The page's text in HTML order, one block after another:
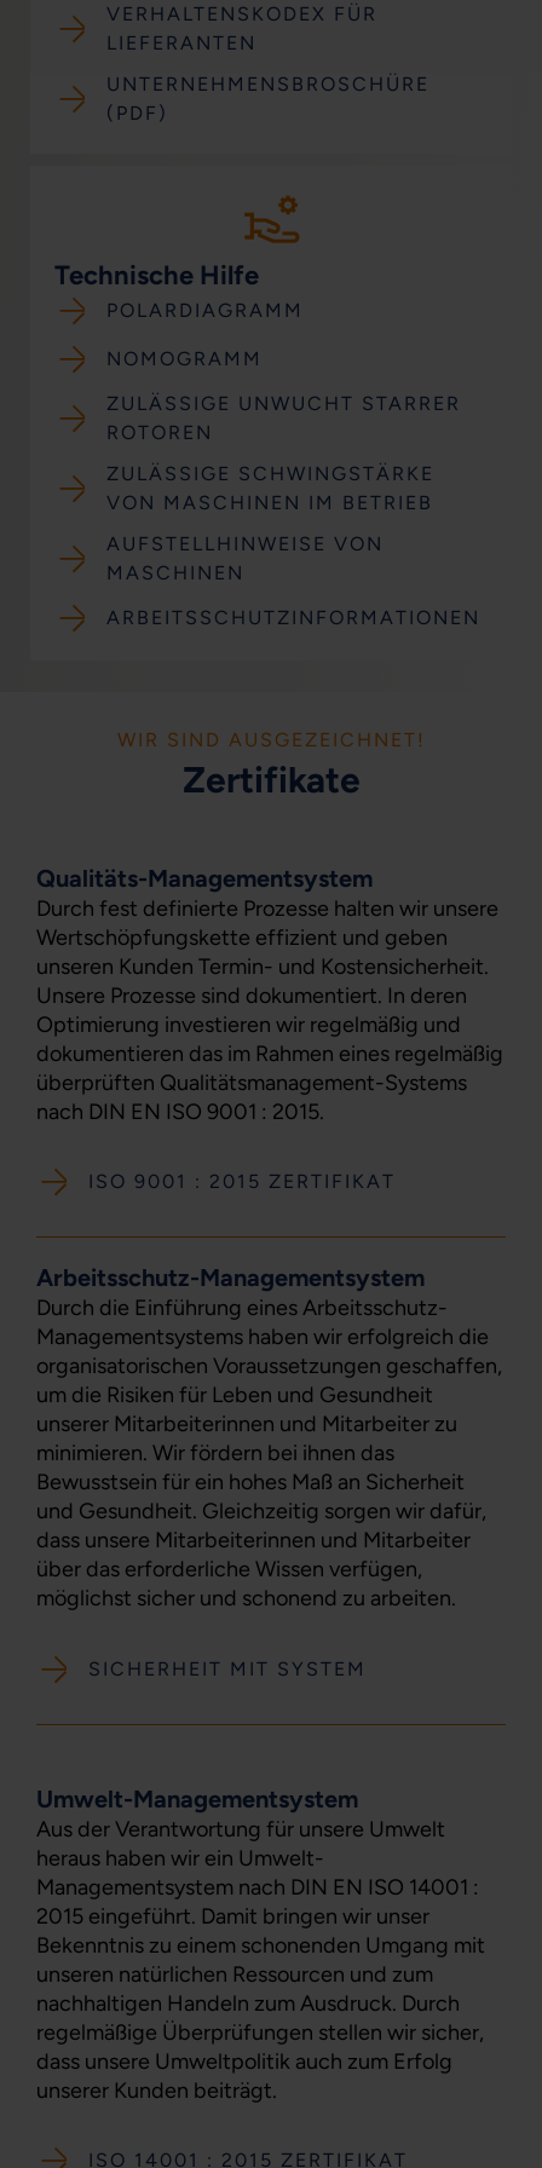
VERHALTENSKODEX FÜR
LIEFERANTEN
UNTERNEHMENSBROSCHÜRE
(PDF)
Technische Hilfe
POLARDIAGRAMM
NOMOGRAMM
ZULÄSSIGE UNWUCHT STARRER
ROTOREN
ZULÄSSIGE SCHWINGSTÄRKE
VON MASCHINEN IM BETRIEB
AUFSTELLHINWEISE VON
MASCHINEN
ARBEITSSCHUTZINFORMATIONEN
WIR SIND AUSGEZEICHNET!
Zertifikate
Qualitäts-Managementsystem
Durch fest definierte Prozesse halten wir unsere
Wertschöpfungskette effizient und geben
unseren Kunden Termin- und Kostensicherheit.
Unsere Prozesse sind dokumentiert. In deren
Optimierung investieren wir regelmäßig und
dokumentieren das im Rahmen eines regelmäßig
überprüften Qualitätsmanagement-Systems
nach DIN EN ISO 9001 : 2015.
ISO 9001 : 2015 ZERTIFIKAT
Arbeitsschutz-Managementsystem
Durch die Einführung eines Arbeitsschutz-
Managementsystems haben wir erfolgreich die
organisatorischen Voraussetzungen geschaffen,
um die Risiken für Leben und Gesundheit
unserer Mitarbeiterinnen und Mitarbeiter zu
minimieren. Wir fördern bei ihnen das
Bewusstsein für ein hohes Maß an Sicherheit
und Gesundheit. Gleichzeitig sorgen wir dafür,
dass unsere Mitarbeiterinnen und Mitarbeiter
über das erforderliche Wissen verfügen,
möglichst sicher und schonend zu arbeiten.
SICHERHEIT MIT SYSTEM
Umwelt-Managementsystem
Aus der Verantwortung für unsere Umwelt
heraus haben wir ein Umwelt-
Managementsystem nach DIN EN ISO 14001 :
2015 eingeführt. Damit bringen wir unser
Bekenntnis zu einem schonenden Umgang mit
unseren natürlichen Ressourcen und zum
nachhaltigen Handeln zum Ausdruck. Durch
regelmäßige Überprüfungen stellen wir sicher,
dass unsere Umweltpolitik auch zum Erfolg
unserer Kunden beiträgt.
ISO 14001 : 2015 ZERTIFIKAT